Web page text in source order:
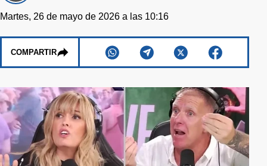
Martes, 26 de mayo de 2026 a las 10:16
COMPARTIR